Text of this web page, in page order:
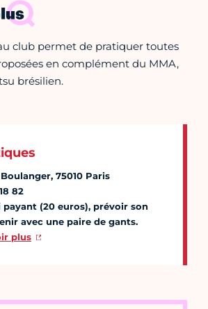
club permet de pratiquer toutes
en complément du MMA,
brésilien.
75010 Paris
82
payant (20 euros), prévoir son
avec une paire de gants.
plus